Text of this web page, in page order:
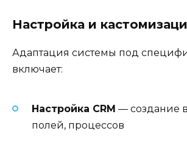
Настройка и
Адаптация системы под
включает:
Настройка CRM — создание
полей, процессов